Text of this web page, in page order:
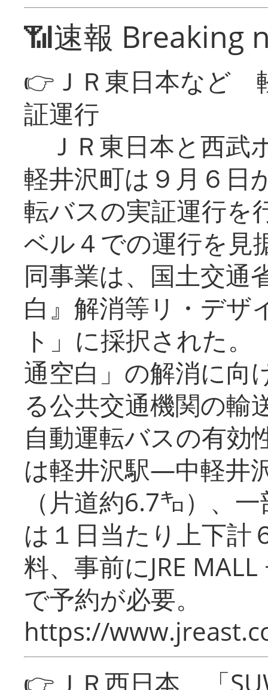
📶速報 Breaking
👉ＪＲ東日本など
証運行
ＪＲ東日本と西武
軽井沢町は９月６日
転バスの実証運行を
ベル４での運行を見
同事業は、国土交通
白』解消等リ・デザ
ト」に採択された
通空白」の解消に向
る公共交通機関の輸
自動運転バスの有効
は軽井沢駅―中軽井
（片道約6.7㌔）、
は１日当たり上下計
料、事前にJRE
で予約が必要。
https://
👉ＪＲ西日本 「